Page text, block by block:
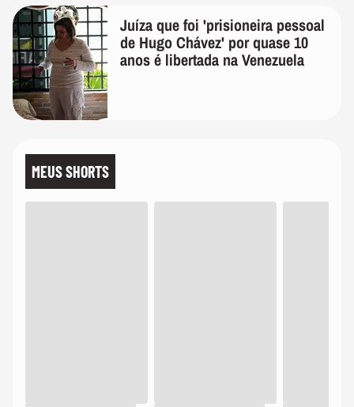
Juíza que foi 'prisioneira pessoal
de Hugo Chávez' por quase 10
anos é libertada na Venezuela
MEUS SHORTS